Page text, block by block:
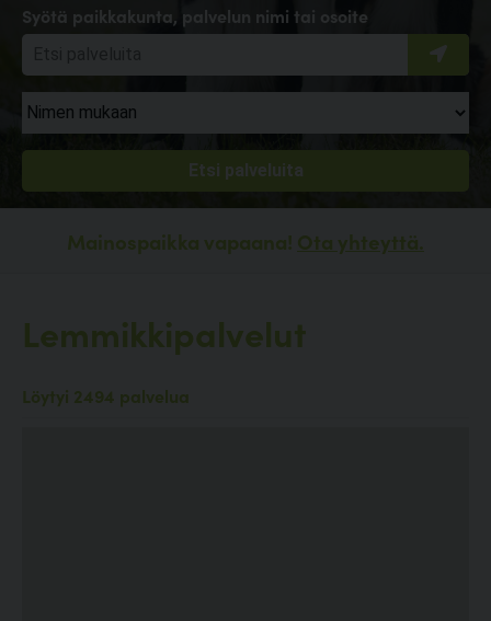
Syötä paikkakunta, palvelun nimi tai osoite
Mainospaikka vapaana! Ota yhteyttä.
Lemmikkipalvelut
Löytyi 2494 palvelua